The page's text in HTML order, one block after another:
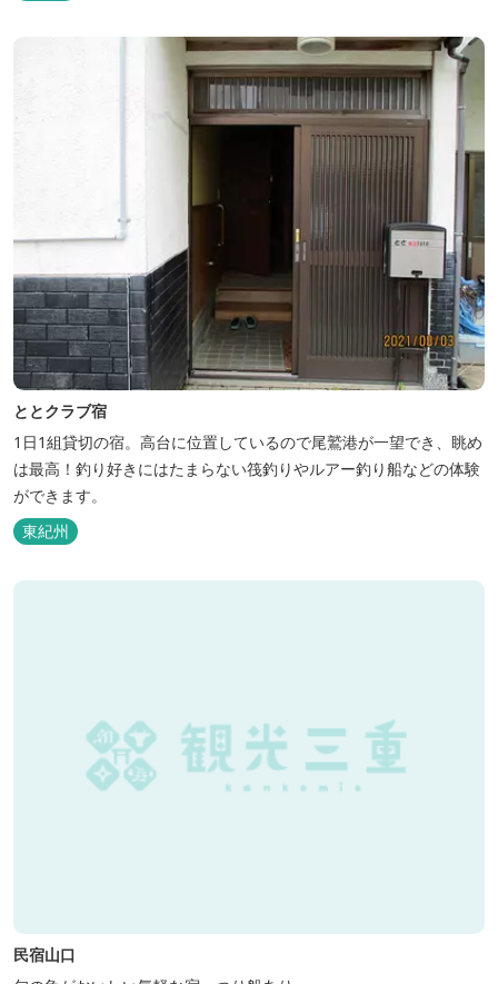
ととクラブ宿
1日1組貸切の宿。高台に位置しているので尾鷲港が一望でき、眺め
は最高！釣り好きにはたまらない筏釣りやルアー釣り船などの体験
ができます。
東紀州
民宿山口